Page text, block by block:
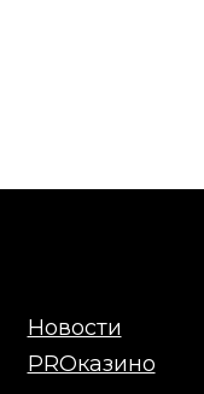
Новости
PROказино